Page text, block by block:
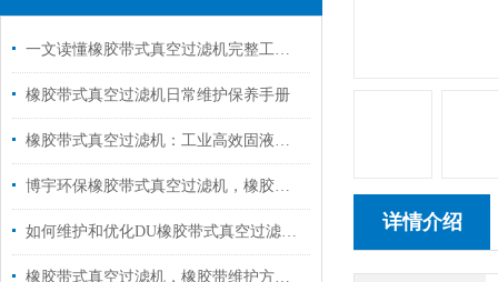
一文读懂橡胶带式真空过滤机完整工作循环
橡胶带式真空过滤机日常维护保养手册
橡胶带式真空过滤机：工业高效固液分离领域的得力助手
博宇环保橡胶带式真空过滤机，橡胶过滤带的核心技术亮点
如何维护和优化DU橡胶带式真空过滤机的性能？
橡胶带式真空过滤机，橡胶带维护方法！
详情介绍